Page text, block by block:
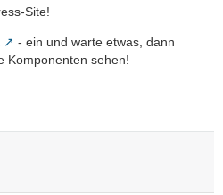
Site!
- ein und warte etwas, dann
Komponenten sehen!